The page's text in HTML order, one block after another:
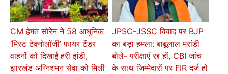
CM हेमंत सोरेन ने 58 आधुनिक
‘मिस्ट टेक्नोलॉजी’ फायर टेंडर
वाहनों को दिखाई हरी झंडी,
झारखंड अग्निशमन सेवा को मिली
JPSC-JSSC विवाद पर BJP
का बड़ा हमला: बाबूलाल मरांडी
बोले- परीक्षाएं रद्द हों, CBI जांच
के साथ जिम्मेदारों पर FIR दर्ज हो